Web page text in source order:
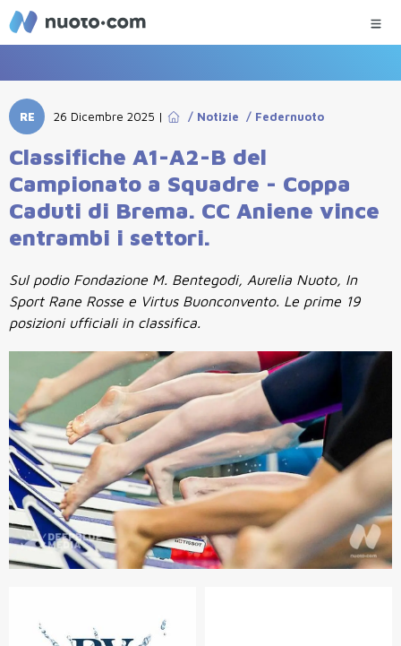
RE 26 Dicembre 2025 | / Notizie / Federnuoto
Classifiche A1-A2-B del
Campionato a Squadre - Coppa
Caduti di Brema. CC Aniene vince
entrambi i settori.
Sul podio Fondazione M. Bentegodi, Aurelia Nuoto, In
Sport Rane Rosse e Virtus Buonconvento. Le prime 19
posizioni ufficiali in classifica.